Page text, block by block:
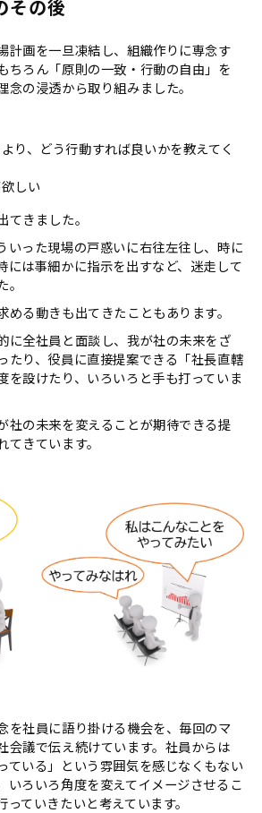
その後
計画を一旦凍結し、組織作りに専念す
ちろん「原則の一致・行動の自由」を
の浸透から取り組みました。
り、どう行動すれば良いかを教えてく
しい
てきました。
いった現場の戸惑いに右往左往し、時に
には事細かに指示を出すなど、迷走して
める動きも出てきたこともあります。
に全社員と面談し、我が社の未来をざ
たり、役員に直接提案できる「社⾧直轄
を設けたり、いろいろと手も打っていま
社の未来を変えることが期待できる提
きています。
を社員に語り掛ける機会を、毎回のマ
会議で伝え続けています。社員からは
ている」という雰囲気を感じなくもない
いろいろ角度を変えてイメージさせるこ
っていきたいと考えています。